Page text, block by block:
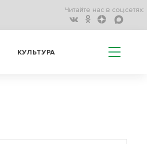
Читайте нас в соц.сетях:
КУЛЬТУРА